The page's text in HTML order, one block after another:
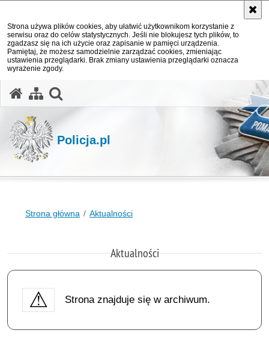
Strona używa plików cookies, aby ułatwić użytkownikom korzystanie z
serwisu oraz do celów statystycznych. Jeśli nie blokujesz tych plików, to
zgadzasz się na ich użycie oraz zapisanie w pamięci urządzenia.
Pamiętaj, że możesz samodzielnie zarządzać cookies, zmieniając
ustawienia przeglądarki. Brak zmiany ustawienia przeglądarki oznacza
wyrażenie zgody.
Policja.pl
Strona główna Aktualności
Aktualności
Strona znajduje się w archiwum.